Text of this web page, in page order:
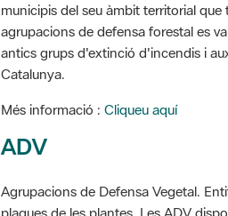
municipis del seu àmbit territorial
agrupacions de defensa forestal es
antics grups d'extinció d'incendis i
Catalunya.
Més informació : Cliqueu aquí
ADV
Agrupacions de Defensa Vegetal.